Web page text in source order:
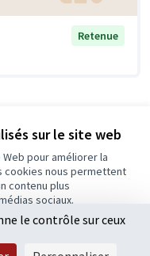
sur le site web
pour améliorer la
cookies nous permettent
contenu plus
sociaux.
essentiels
Retenue
le contrôle sur ceux